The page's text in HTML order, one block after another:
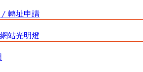
/ 轉址申請
站光明燈